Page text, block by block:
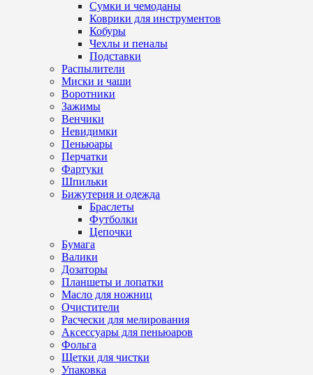
Сумки и чемоданы
Коврики для инструментов
Кобуры
Чехлы и пеналы
Подставки
Распылители
Миски и чаши
Воротники
Зажимы
Венчики
Невидимки
Пеньюары
Перчатки
Фартуки
Шпильки
Бижутерия и одежда
Браслеты
Футболки
Цепочки
Бумага
Валики
Дозаторы
Планшеты и лопатки
Масло для ножниц
Очистители
Расчески для мелирования
Аксессуары для пеньюаров
Фольга
Щетки для чистки
Упаковка